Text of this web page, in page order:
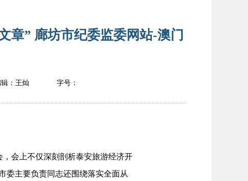
章” 廊坊市纪委监委网站-澳门
： 王灿 字号：
会上不仅深刻剖析泰安旅游经济开
委主要负责同志还围绕落实全面从